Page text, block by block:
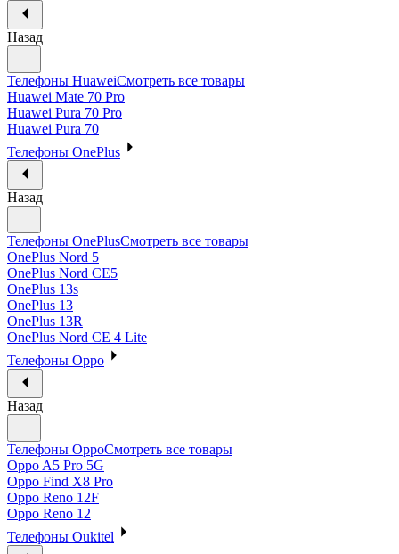
Назад
Телефоны HuaweiСмотреть все товары
Huawei Mate 70 Pro
Huawei Pura 70 Pro
Huawei Pura 70
Телефоны OnePlus
Назад
Телефоны OnePlusСмотреть все товары
OnePlus Nord 5
OnePlus Nord CE5
OnePlus 13s
OnePlus 13
OnePlus 13R
OnePlus Nord CE 4 Lite
Телефоны Oppo
Назад
Телефоны OppoСмотреть все товары
Oppo A5 Pro 5G
Oppo Find X8 Pro
Oppo Reno 12F
Oppo Reno 12
Телефоны Oukitel